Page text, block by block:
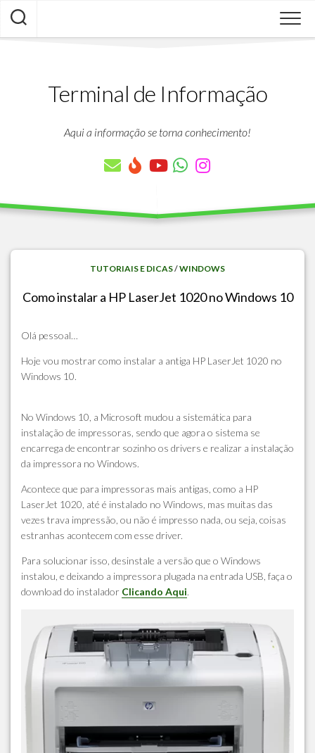
Skip
content
Terminal de Informação
Aqui a informação se torna conhecimento!
TUTORIAIS E DICAS/WINDOWS
Como instalar a HP LaserJet 1020 no Windows 10
Olá pessoal…
Hoje vou mostrar como instalar a antiga HP LaserJet 1020 no
Windows 10.
No Windows 10, a Microsoft mudou a sistemática para
instalação de impressoras, sendo que agora o sistema se
encarrega de encontrar sozinho os drivers e realizar a instalação
da impressora no Windows.
Acontece que para impressoras mais antigas, como a HP
LaserJet 1020, até é instalado no Windows, mas muitas das
vezes trava impressão, ou não é impresso nada, ou seja, coisas
estranhas acontecem com esse driver.
Para solucionar isso, desinstale a versão que o Windows
instalou, e deixando a impressora plugada na entrada USB, faça o
download do instalador Clicando Aqui.